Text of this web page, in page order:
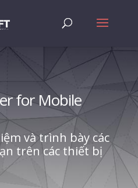
for Mobile
và trình bày các
trên các thiết bị